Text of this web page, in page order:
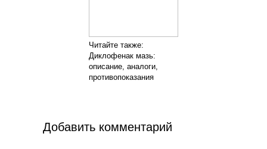
Читайте также:
Диклофенак мазь:
описание, аналоги,
противопоказания
Добавить комментарий